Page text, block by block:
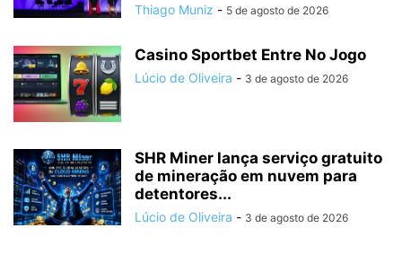
Thiago Muniz - 5 de agosto de 2026
Casino Sportbet Entre No Jogo
Lúcio de Oliveira - 3 de agosto de 2026
SHR Miner lança serviço gratuito
de mineração em nuvem para
detentores...
Lúcio de Oliveira - 3 de agosto de 2026